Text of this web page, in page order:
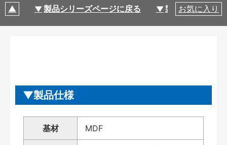
製品シリーズページに戻る 製品仕様
お気に入り
製品仕様
基材 MDF